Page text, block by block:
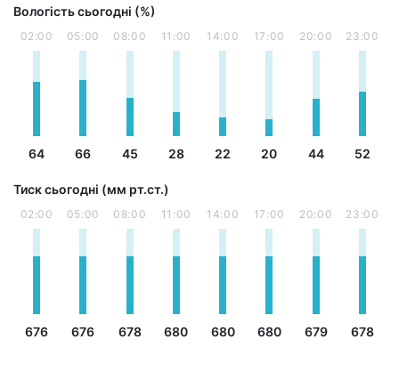
Вологість сьогодні (%)
02:00
64
05:00
66
08:00
45
11:00
28
14:00
22
17:00
20
20:00
44
23:00
52
Тиск сьогодні (мм рт.ст.)
02:00
676
05:00
676
08:00
678
11:00
680
14:00
680
17:00
680
20:00
679
23:00
678